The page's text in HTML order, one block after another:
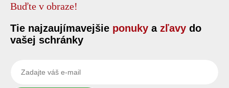
Buďte v obraze!
Tie najzaujímavejšie ponuky a zľavy do
vašej schránky